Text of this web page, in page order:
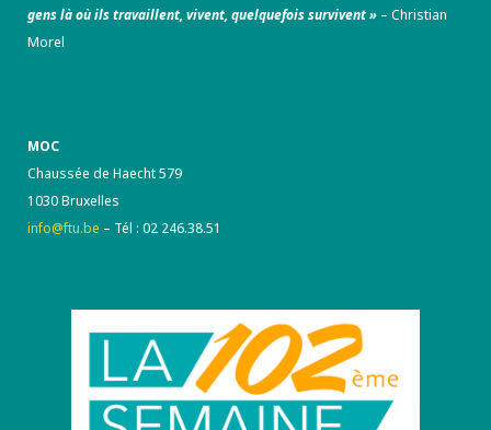
gens là où ils travaillent, vivent, quelquefois survivent » – Christian
Morel
MOC
Chaussée de Haecht 579
1030 Bruxelles
info@ftu.be – Tél : 02 246.38.51